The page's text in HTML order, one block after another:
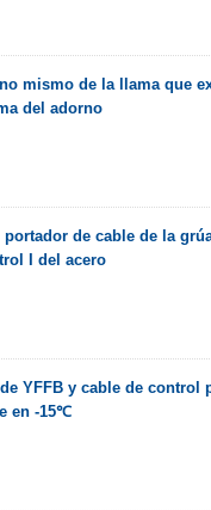
mismo de la llama que
del adorno
de cable de la
I del acero
YFFB y cable de control
en -15℃